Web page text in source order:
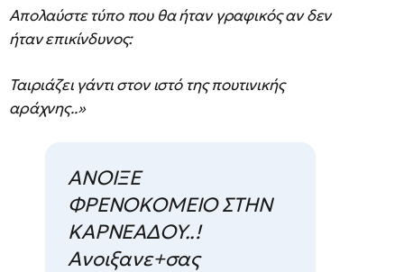
Απολαύστε τύπο που θα ήταν γραφικός αν δεν
ήταν επικίνδυνος:
Ταιριάζει γάντι στον ιστό της πουτινικής
αράχνης..»
ΑΝΟΙΞΕ
ΦΡΕΝΟΚΟΜΕΙΟ ΣΤΗΝ
ΚΑΡΝΕΑΔΟΥ..!
Ανοιξανε+σας